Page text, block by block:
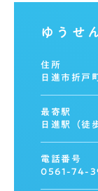
ゆうせ
住所
日進市折戸
最寄駅
日進駅（徒
電話番号
0561-74-